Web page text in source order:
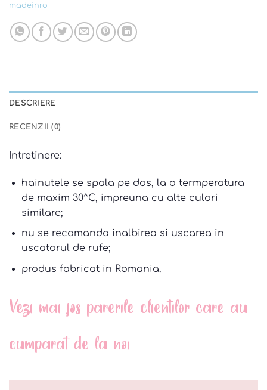
madeinro
DESCRIERE
RECENZII (0)
Intretinere:
hainutele se spala pe dos, la o termperatura
de maxim 30^C, impreuna cu alte culori
similare;
nu se recomanda inalbirea si uscarea in
uscatorul de rufe;
produs fabricat in Romania.
Vezi mai jos parerile clientilor care au
cumparat de la noi